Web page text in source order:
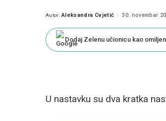
Posted
Autor: Aleksandra Cvjetić 30. novembar
Dodaj Zelenu učionicu kao
U nastavku su dva kratka